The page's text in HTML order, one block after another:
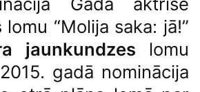
lomu “Molija saka: jā!”
jaunkundzes lomu
gadā nominācija